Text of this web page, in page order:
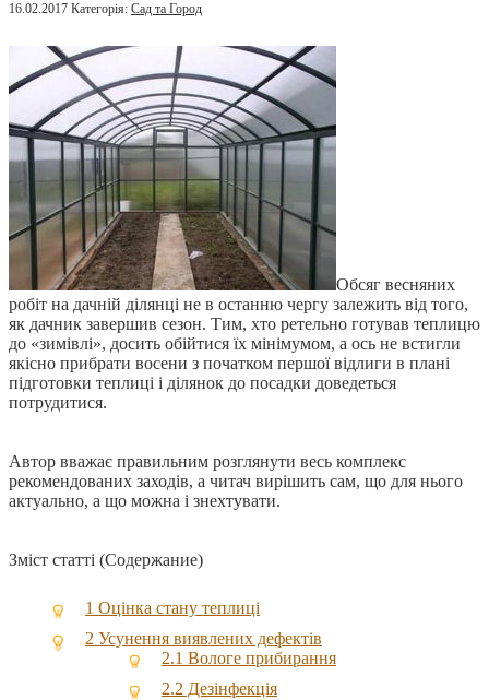
16.02.2017 Категорія: Сад та Город
Обсяг весняних
робіт на дачній ділянці не в останню чергу залежить від того,
як дачник завершив сезон. Тим, хто ретельно готував теплицю
до «зимівлі», досить обійтися їх мінімумом, а ось не встигли
якісно прибрати восени з початком першої відлиги в плані
підготовки теплиці і ділянок до посадки доведеться
потрудитися.
Автор вважає правильним розглянути весь комплекс
рекомендованих заходів, а читач вирішить сам, що для нього
актуально, а що можна і знехтувати.
Зміст статті (Содержание)
1 Оцінка стану теплиці
2 Усунення виявлених дефектів
2.1 Вологе прибирання
2.2 Дезінфекція